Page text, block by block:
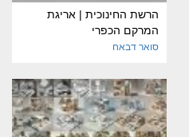
הרשת החינוכית | אריגת
המרקם הכפרי
סואר דבאח